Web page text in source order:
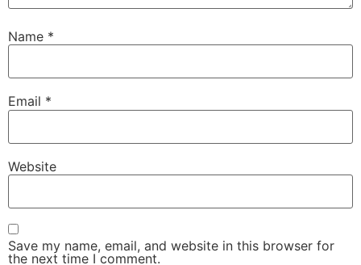
Name *
Email *
Website
Save my name, email, and website in this browser for
the next time I comment.